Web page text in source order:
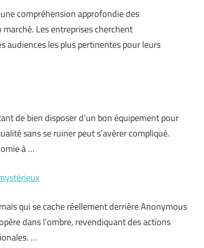
compréhension approfondie des
Les entreprises cherchent
audiences les plus pertinentes pour leurs
de bien disposer d’un bon équipement pour
sans se ruiner peut s’avérer compliqué.
à …
qui se cache réellement derrière Anonymous
dans l’ombre, revendiquant des actions
…